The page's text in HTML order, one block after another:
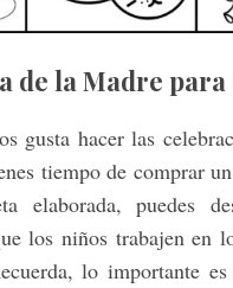
de la Madre
gusta hacer las
tiempo de comprar
elaborada, puedes
los niños trabajen en
lo importante